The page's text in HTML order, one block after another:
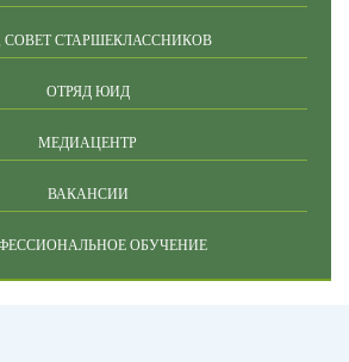
СТАРШЕКЛАССНИКОВ
ОТРЯД ЮИД
МЕДИАЦЕНТР
ВАКАНСИИ
ОБУЧЕНИЕ